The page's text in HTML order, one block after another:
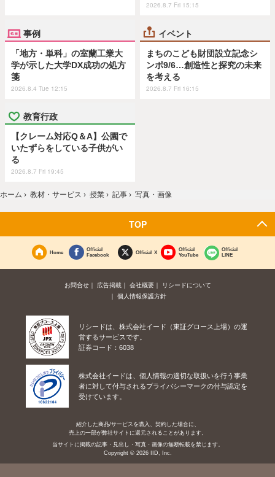
2026.8.7 Fri 15:15
事例
「地方・単科」の室蘭工業大
学が示した大学DX成功の処方
箋
2026.8.4 Tue 12:15
イベント
まちのこども財団設立記念シ
ンポ9/6…創造性と探究の未来
を考える
2026.8.7 Fri 16:15
教育行政
【クレーム対応Q＆A】公園で
いたずらをしている子供がい
る
2026.8.7 Fri 19:45
ホーム › 教材・サービス › 授業 › 記事 › 写真・画像
TOP
Home
Official
Facebook
Official X
Official
YouTube
Official
LINE
お問合せ 広告掲載 会社概要
リシードについて
個人情報保護方針
リシードは、株式会社イード（東証グロース上場）の運
営するサービスです。
証券コード：6038
株式会社イードは、個人情報の適切な取扱いを行う事業
者に対して付与されるプライバシーマークの付与認定を
受けています。
紹介した商品/サービスを購入、契約した場合に、
売上の一部が弊社サイトに還元されることがあります。
当サイトに掲載の記事・見出し・写真・画像の無断転載を禁じます。
Copyright © 2026 IID, Inc.